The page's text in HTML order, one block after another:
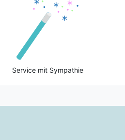
Service mit Sympathie